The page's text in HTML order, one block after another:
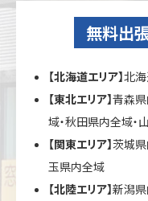
無料出
【北海道エリア】北
【東北エリア】青森県
域・秋田県内全域・
【関東エリア】茨城県
玉県内全域
【北陸エリア】新潟県